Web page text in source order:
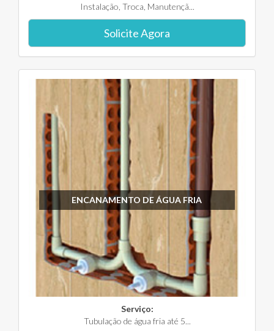
Instalação, Troca, Manutençã...
Solicite Agora
ENCANAMENTO DE ÁGUA FRIA
Serviço:
Tubulação de água fria até 5...